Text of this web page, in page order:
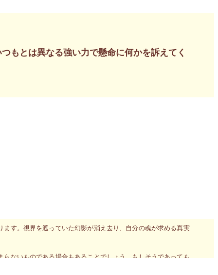
もとは異なる強い力で懸命に何かを訴えてく
す。視界を遮っていた幻影が消え去り、自分の魂が求める真実
ないものである場合もあることでしょう。もしそうであっても